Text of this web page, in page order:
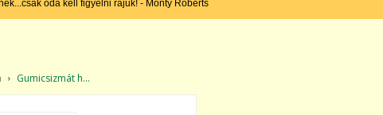
oda kell figyelni rájuk! - Monty Roberts
Gumicsizmát h...